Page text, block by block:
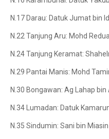
N.17 Darau: Datuk Jumat bin
N.22 Tanjung Aru: Mohd
N.24 Tanjung Keramat:
N.29 Pantai Manis: Mohd
N.30 Bongawan: Ag Lahap bin
N.34 Lumadan: Datuk
N.35 Sindumin: Sani bin Miasin